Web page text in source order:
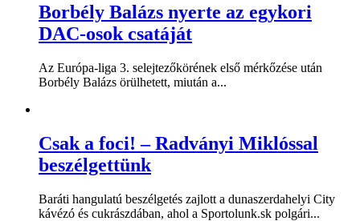
Borbély Balázs nyerte az egykori
DAC-osok csatáját
Az Európa-liga 3. selejtezőkörének első mérkőzése után
Borbély Balázs örülhetett, miután a...
Csak a foci! – Radványi Miklóssal
beszélgettünk
Baráti hangulatú beszélgetés zajlott a dunaszerdahelyi City
kávézó és cukrászdában, ahol a Sportolunk.sk polgári...